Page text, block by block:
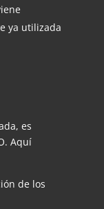
ya utilizada
es
Aquí
de los